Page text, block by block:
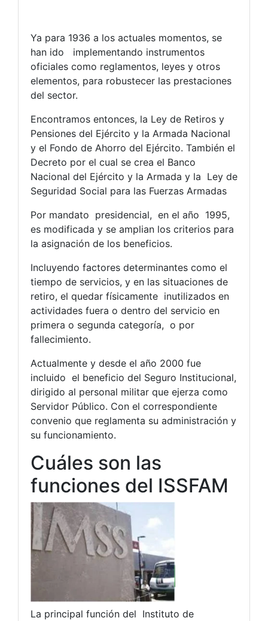
Ya para 1936 a los actuales momentos, se
han ido implementando instrumentos
oficiales como reglamentos, leyes y otros
elementos, para robustecer las prestaciones
del sector.
Encontramos entonces, la Ley de Retiros y
Pensiones del Ejército y la Armada Nacional
y el Fondo de Ahorro del Ejército. También el
Decreto por el cual se crea el Banco
Nacional del Ejército y la Armada y la Ley de
Seguridad Social para las Fuerzas Armadas
Por mandato presidencial, en el año 1995,
es modificada y se amplian los criterios para
la asignación de los beneficios.
Incluyendo factores determinantes como el
tiempo de servicios, y en las situaciones de
retiro, el quedar físicamente inutilizados en
actividades fuera o dentro del servicio en
primera o segunda categoría, o por
fallecimiento.
Actualmente y desde el año 2000 fue
incluido el beneficio del Seguro Institucional,
dirigido al personal militar que ejerza como
Servidor Público. Con el correspondiente
convenio que reglamenta su administración y
su funcionamiento.
Cuáles son las
funciones del ISSFAM
La principal función del Instituto de